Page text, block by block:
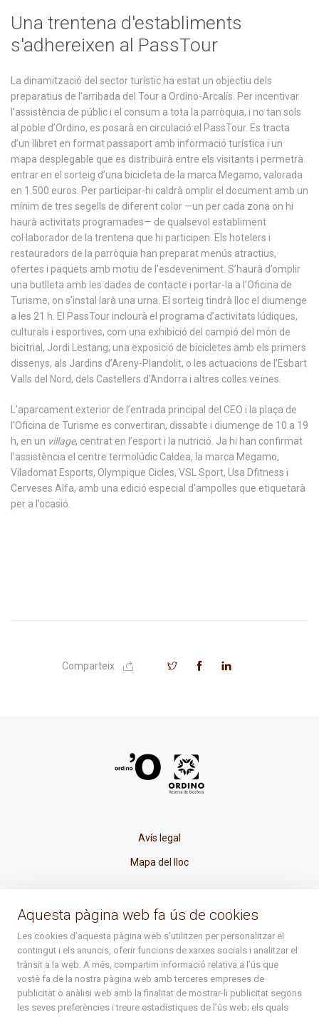
Una trentena d'establiments
s'adhereixen al PassTour
La dinamització del sector turístic ha estat un objectiu dels
preparatius de l’arribada del Tour a Ordino-Arcalís. Per incentivar
l’assistència de públic i el consum a tota la parròquia, i no tan sols
al poble d’Ordino, es posarà en circulació el PassTour. Es tracta
d’un llibret en format passaport amb informació turística i un
mapa desplegable que es distribuirà entre els visitants i permetrà
entrar en el sorteig d’una bicicleta de la marca Megamo, valorada
en 1.500 euros. Per participar-hi caldrà omplir el document amb un
mínim de tres segells de diferent color —un per cada zona on hi
haurà activitats programades— de qualsevol establiment
col·laborador de la trentena que hi participen. Els hotelers i
restauradors de la parròquia han preparat menús atractius,
ofertes i paquets amb motiu de l’esdeveniment. S’haurà d’omplir
una butlleta amb les dades de contacte i portar-la a l’Oficina de
Turisme, on s’instal·larà una urna. El sorteig tindrà lloc el diumenge
a les 21 h. El PassTour inclourà el programa d’activitats lúdiques,
culturals i esportives, com una exhibició del campió del món de
bicitrial, Jordi Lestang; una exposició de bicicletes amb els primers
dissenys, als Jardins d’Areny-Plandolit, o les actuacions de l’Esbart
Valls del Nord, dels Castellers d’Andorra i altres colles veïnes.
L’aparcament exterior de l’entrada principal del CEO i la plaça de
l’Oficina de Turisme es convertiran, dissabte i diumenge de 10 a 19
h, en un village, centrat en l’esport i la nutrició. Ja hi han confirmat
l’assistència el centre termolúdic Caldea, la marca Megamo,
Viladomat Esports, Olympique Cicles, VSL Sport, Usa Dfitness i
Cerveses Alfa, amb una edició especial d’ampolles que etiquetarà
per a l’ocasió.
Comparteix
Avís legal
Mapa del lloc
atenciociutadana@ordino.ad
+376 878 100
De Dl. a Dv. : de 8 a 16h (els divendres a partir de l'1 de juny
fins al divendres de la setmana de Meritxell : de 8 a 14h)
Aquesta pàgina web fa ús de cookies
Les cookies d’aquesta pàgina web s’utilitzen per personalitzar el
contingut i els anuncis, oferir funcions de xarxes socials i analitzar el
trànsit a la web. A més, compartim informació relativa a l’ús que
vostè fa de la nostra pàgina web amb terceres empreses de
publicitat o anàlisi web amb la finalitat de mostrar-li publicitat segons
les seves preferències i treure estadístiques de l’ús web; els quals